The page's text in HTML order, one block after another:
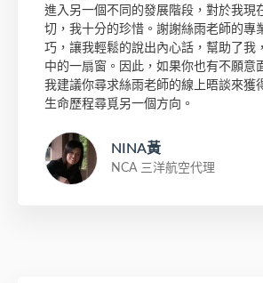
進入另一個不同的發展階段，對於我現
切，我十分的珍惜。謝謝絲雨老師的專
巧，讓我輕鬆的說出內心話，幫助了我
中的一扇窗。因此，如果你也有不願意
我建議你尋求絲雨老師的線上晤談來獲
生命歷程尋覓另一個方向。
NINA黃
NCA 三洋航空代理